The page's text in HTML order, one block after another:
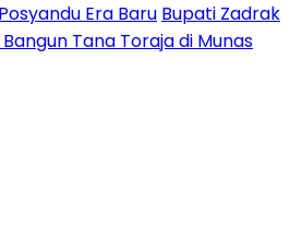
Era Baru Bupati Zadrak
Tana Toraja di Munas